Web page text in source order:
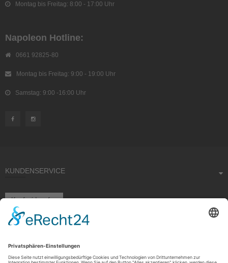
Montag bis Freitag: 8:00 - 17:00 Uhr
Napoleon Hotline:
0661 92825-80
Montag bis Freitag: 9:00 - 19:00 Uhr
Samstag: 9:00 -16:00 Uhr
KUNDENSERVICE
Kauf widerrufen
RECHTLICHES
ÜBER UNS